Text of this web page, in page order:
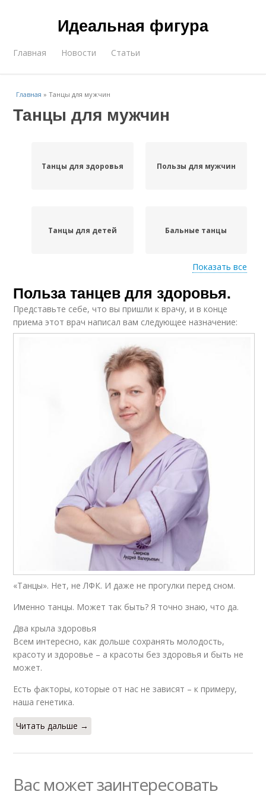
Идеальная фигура
Главная Новости Статьи
Главная »Танцы для мужчин
Танцы для мужчин
Танцы для здоровья Пользы для мужчин
Танцы для детей Бальные танцы
Танцы для женщин
Показать все
Польза танцев для здоровья.
Представьте себе, что вы пришли к врачу, и в конце
приема этот врач написал вам следующее назначение:
«Танцы». Нет, не ЛФК. И даже не прогулки перед сном.
Именно танцы. Может так быть? Я точно знаю, что да.
Два крыла здоровья
Всем интересно, как дольше сохранять молодость,
красоту и здоровье – а красоты без здоровья и быть не
может.
Есть факторы, которые от нас не зависят – к примеру,
наша генетика.
Читать дальше →
Вас может заинтересовать